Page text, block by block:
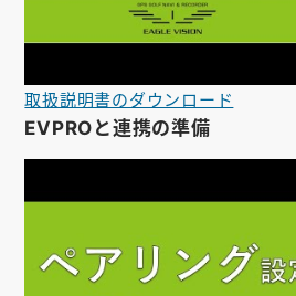
取扱説明書のダウンロード
EVPROと連携の準備